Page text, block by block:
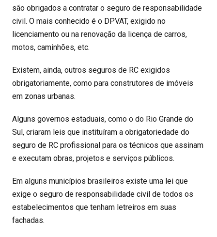
são obrigados a contratar o seguro de responsabilidade
civil. O mais conhecido é o DPVAT, exigido no
licenciamento ou na renovação da licença de carros,
motos, caminhões, etc.
Existem, ainda, outros seguros de RC exigidos
obrigatoriamente, como para construtores de imóveis
em zonas urbanas.
Alguns governos estaduais, como o do Rio Grande do
Sul, criaram leis que instituíram a obrigatoriedade do
seguro de RC profissional para os técnicos que assinam
e executam obras, projetos e serviços públicos.
Em alguns municípios brasileiros existe uma lei que
exige o seguro de responsabilidade civil de todos os
estabelecimentos que tenham letreiros em suas
fachadas.